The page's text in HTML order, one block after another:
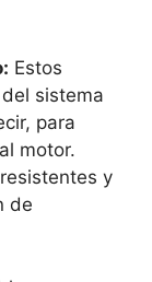
Estos
sistema
para
motor.
y
de